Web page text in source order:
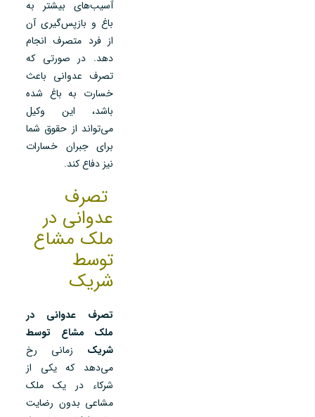
آسیب‌های بیشتر به
باغ و بازپس‌گیری آن
از فرد متصرف انجام
دهد. در صورتی که
تصرف عدوانی باعث
خسارت به باغ شده
باشد، این وکیل
می‌تواند از حقوق شما
برای جبران خسارات
نیز دفاع کند.
تصرف
عدوانی در
ملک مشاع
توسط
شریک
تصرف عدوانی در
ملک مشاع توسط
شریک زمانی رخ
می‌دهد که یکی از
شرکاء در یک ملک
مشاعی بدون رضایت